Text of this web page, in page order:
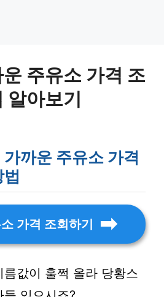
주유소 가격 조
알아보기
까운 주유소 가격
가격 조회하기
값이 훌쩍 올라 당황스